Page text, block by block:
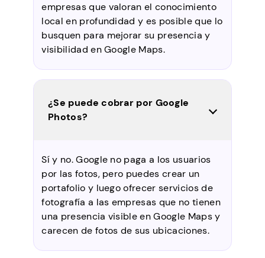
empresas que valoran el conocimiento
local en profundidad y es posible que lo
busquen para mejorar su presencia y
visibilidad en Google Maps.
¿Se puede cobrar por Google
Photos?
Sí y no. Google no paga a los usuarios
por las fotos, pero puedes crear un
portafolio y luego ofrecer servicios de
fotografía a las empresas que no tienen
una presencia visible en Google Maps y
carecen de fotos de sus ubicaciones.